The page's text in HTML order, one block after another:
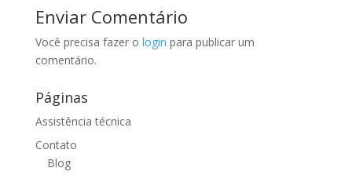
Enviar Comentário
Você precisa fazer o login para publicar um
comentário.
Páginas
Assistência técnica
Contato
Blog